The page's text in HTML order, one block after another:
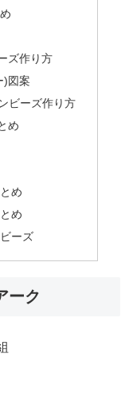
ズ作り方
)図案
ビーズ作り方
め
め
め
ーズ
ーク